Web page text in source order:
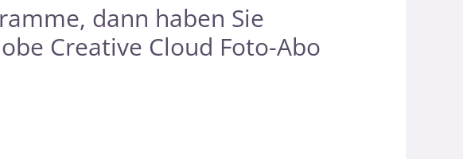
dann haben Sie
Creative Cloud Foto-Abo